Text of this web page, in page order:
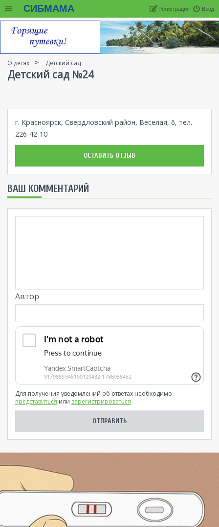
СИБМАМА Вход
Регистрация
О детях Детский сад
Детский сад №24
г. Красноярск, Свердловский район, Веселая, 6, тел.
226-42-10
ОСТАВИТЬ ОТЗЫВ
ВАШ КОММЕНТАРИЙ
Автор
Для получения уведомлений об ответах необходимо
представиться или зарегистрироваться